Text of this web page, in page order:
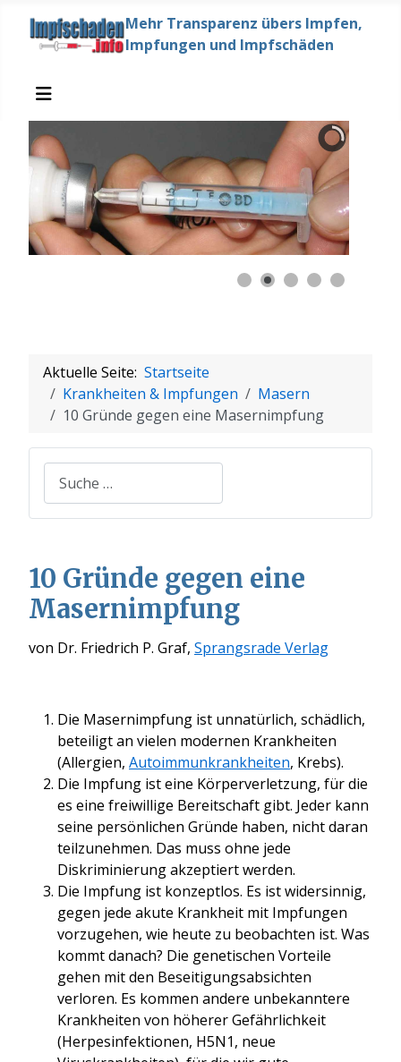
Mehr Transparenz übers Impfen,
Impfungen und Impfschäden
Aktuelle Seite: Startseite
Krankheiten & Impfungen
Masern
10 Gründe gegen eine Masernimpfung
Suchen
10 Gründe gegen eine
Masernimpfung
von Dr. Friedrich P. Graf, Sprangsrade Verlag
Die Masernimpfung ist unnatürlich, schädlich,
beteiligt an vielen modernen Krankheiten
(Allergien, Autoimmunkrankheiten, Krebs).
Die Impfung ist eine Körperverletzung, für die
es eine freiwillige Bereitschaft gibt. Jeder kann
seine persönlichen Gründe haben, nicht daran
teilzunehmen. Das muss ohne jede
Diskriminierung akzeptiert werden.
Die Impfung ist konzeptlos. Es ist widersinnig,
gegen jede akute Krankheit mit Impfungen
vorzugehen, wie heute zu beobachten ist. Was
kommt danach? Die genetischen Vorteile
gehen mit den Beseitigungsabsichten
verloren. Es kommen andere unbekanntere
Krankheiten von höherer Gefährlichkeit
(Herpesinfektionen, H5N1, neue